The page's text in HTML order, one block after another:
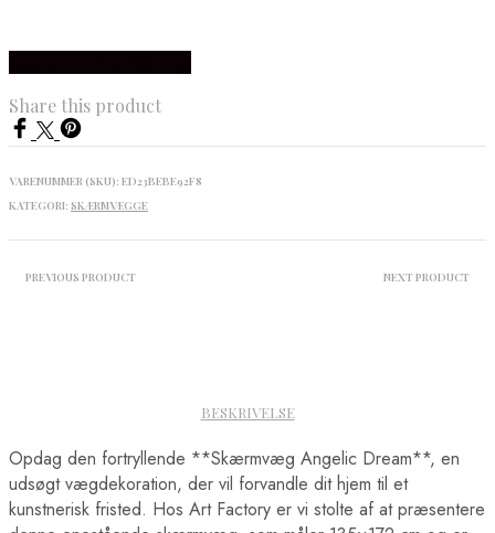
Share this product
VARENUMMER (SKU): ED23BEBE92F8
KATEGORI: SKÆRMVÆGGE
PREVIOUS PRODUCT NEXT PRODUCT
BESKRIVELSE
Opdag den fortryllende **Skærmvæg Angelic Dream**, en
udsøgt vægdekoration, der vil forvandle dit hjem til et
kunstnerisk fristed. Hos Art Factory er vi stolte af at præsentere